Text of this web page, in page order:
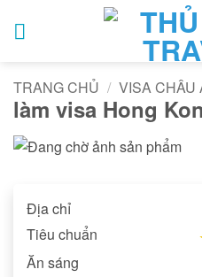
qua
TRANG CHỦ / VISA CHÂU
làm visa Hong
Địa chỉ
Tiêu chuẩn
Ăn sáng